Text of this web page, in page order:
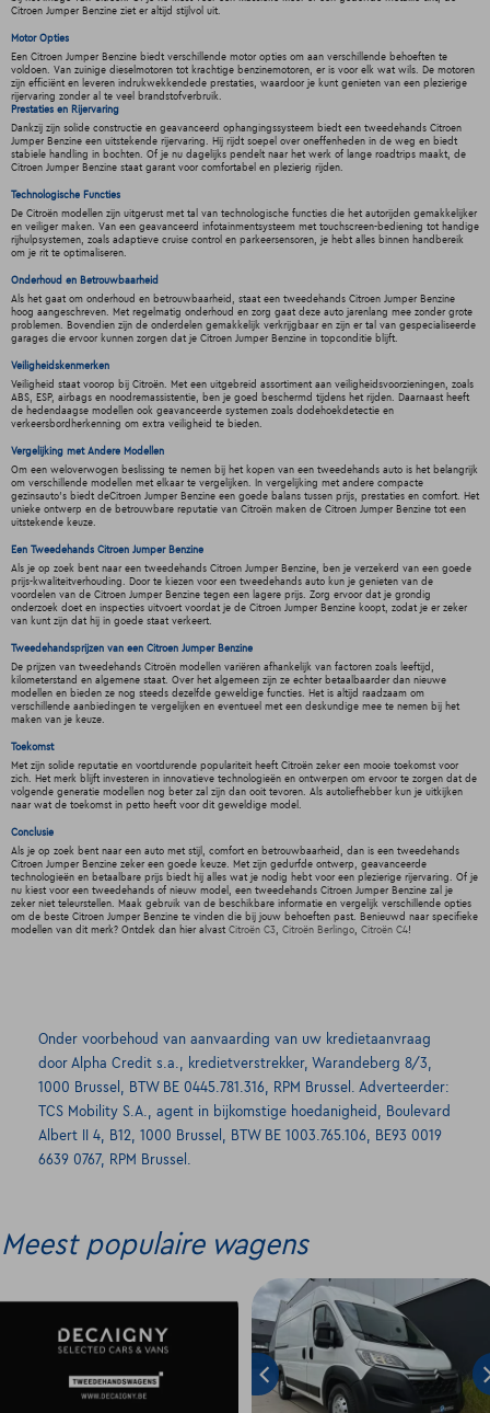
Citroen Jumper Benzine ziet er altijd stijlvol uit.
Motor Opties
Een Citroen Jumper Benzine biedt verschillende motor opties om aan verschillende behoeften te
voldoen. Van zuinige dieselmotoren tot krachtige benzinemotoren, er is voor elk wat wils. De motoren
zijn efficiënt en leveren indrukwekkendede prestaties, waardoor je kunt genieten van een plezierige
rijervaring zonder al te veel brandstofverbruik.
Prestaties en Rijervaring
Dankzij zijn solide constructie en geavanceerd ophangingssysteem biedt een tweedehands Citroen
Jumper Benzine een uitstekende rijervaring. Hij rijdt soepel over oneffenheden in de weg en biedt
stabiele handling in bochten. Of je nu dagelijks pendelt naar het werk of lange roadtrips maakt, de
Citroen Jumper Benzine staat garant voor comfortabel en plezierig rijden.
Technologische Functies
De Citroën modellen zijn uitgerust met tal van technologische functies die het autorijden gemakkelijker
en veiliger maken. Van een geavanceerd infotainmentsysteem met touchscreen-bediening tot handige
rijhulpsystemen, zoals adaptieve cruise control en parkeersensoren, je hebt alles binnen handbereik
om je rit te optimaliseren.
Onderhoud en Betrouwbaarheid
Als het gaat om onderhoud en betrouwbaarheid, staat een tweedehands Citroen Jumper Benzine
hoog aangeschreven. Met regelmatig onderhoud en zorg gaat deze auto jarenlang mee zonder grote
problemen. Bovendien zijn de onderdelen gemakkelijk verkrijgbaar en zijn er tal van gespecialiseerde
garages die ervoor kunnen zorgen dat je Citroen Jumper Benzine in topconditie blijft.
Veiligheidskenmerken
Veiligheid staat voorop bij Citroën. Met een uitgebreid assortiment aan veiligheidsvoorzieningen, zoals
ABS, ESP, airbags en noodremassistentie, ben je goed beschermd tijdens het rijden. Daarnaast heeft
de hedendaagse modellen ook geavanceerde systemen zoals dodehoekdetectie en
verkeersbordherkenning om extra veiligheid te bieden.
Vergelijking met Andere Modellen
Om een weloverwogen beslissing te nemen bij het kopen van een tweedehands auto is het belangrijk
om verschillende modellen met elkaar te vergelijken. In vergelijking met andere compacte
gezinsauto's biedt deCitroen Jumper Benzine een goede balans tussen prijs, prestaties en comfort. Het
unieke ontwerp en de betrouwbare reputatie van Citroën maken de Citroen Jumper Benzine tot een
uitstekende keuze.
Een Tweedehands Citroen Jumper Benzine
Als je op zoek bent naar een tweedehands Citroen Jumper Benzine, ben je verzekerd van een goede
prijs-kwaliteitverhouding. Door te kiezen voor een tweedehands auto kun je genieten van de
voordelen van de Citroen Jumper Benzine tegen een lagere prijs. Zorg ervoor dat je grondig
onderzoek doet en inspecties uitvoert voordat je de Citroen Jumper Benzine koopt, zodat je er zeker
van kunt zijn dat hij in goede staat verkeert.
Tweedehandsprijzen van een Citroen Jumper Benzine
De prijzen van tweedehands Citroën modellen variëren afhankelijk van factoren zoals leeftijd,
kilometerstand en algemene staat. Over het algemeen zijn ze echter betaalbaarder dan nieuwe
modellen en bieden ze nog steeds dezelfde geweldige functies. Het is altijd raadzaam om
verschillende aanbiedingen te vergelijken en eventueel met een deskundige mee te nemen bij het
maken van je keuze.
Toekomst
Met zijn solide reputatie en voortdurende populariteit heeft Citroën zeker een mooie toekomst voor
zich. Het merk blijft investeren in innovatieve technologieën en ontwerpen om ervoor te zorgen dat de
volgende generatie modellen nog beter zal zijn dan ooit tevoren. Als autoliefhebber kun je uitkijken
naar wat de toekomst in petto heeft voor dit geweldige model.
Conclusie
Als je op zoek bent naar een auto met stijl, comfort en betrouwbaarheid, dan is een tweedehands
Citroen Jumper Benzine zeker een goede keuze. Met zijn gedurfde ontwerp, geavanceerde
technologieën en betaalbare prijs biedt hij alles wat je nodig hebt voor een plezierige rijervaring. Of je
nu kiest voor een tweedehands of nieuw model, een tweedehands Citroen Jumper Benzine zal je
zeker niet teleurstellen. Maak gebruik van de beschikbare informatie en vergelijk verschillende opties
om de beste Citroen Jumper Benzine te vinden die bij jouw behoeften past. Benieuwd naar specifieke
modellen van dit merk? Ontdek dan hier alvast Citroën C3, Citroën Berlingo, Citroën C4!
Onder voorbehoud van aanvaarding van uw kredietaanvraag
door Alpha Credit s.a., kredietverstrekker, Warandeberg 8/3,
1000 Brussel, BTW BE 0445.781.316, RPM Brussel. Adverteerder:
TCS Mobility S.A., agent in bijkomstige hoedanigheid, Boulevard
Albert II 4, B12, 1000 Brussel, BTW BE 1003.765.106, BE93 0019
6639 0767, RPM Brussel.
Meest populaire wagens